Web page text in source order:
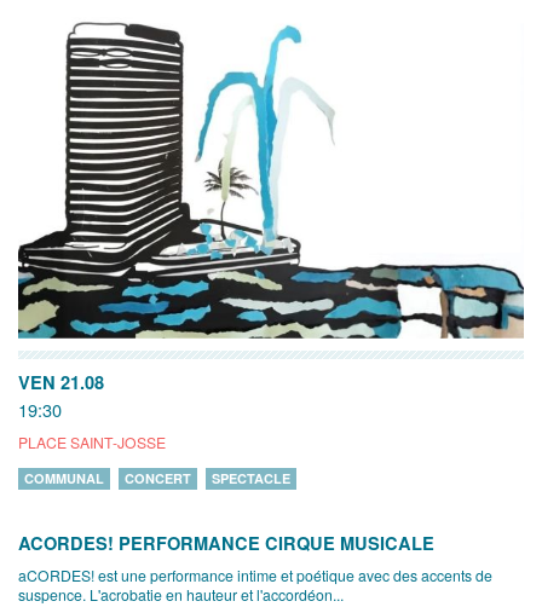
VEN 21.08
19:30
PLACE SAINT-JOSSE
COMMUNAL CONCERT SPECTACLE
ACORDES! PERFORMANCE CIRQUE MUSICALE
aCORDES! est une performance intime et poétique avec des accents de
suspence. L'acrobatie en hauteur et l'accordéon...